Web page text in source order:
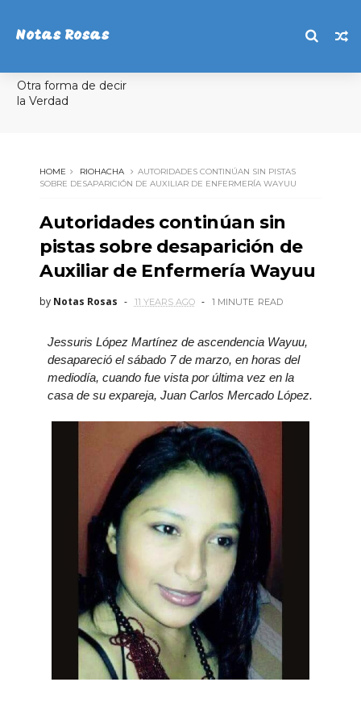
Notas Rosas
Otra forma de decir
la Verdad
HOME RIOHACHA
AUTORIDADES CONTINÚAN SIN PISTAS
SOBRE DESAPARICIÓN DE AUXILIAR DE ENFERMERÍA WAYUU
Autoridades continúan sin
pistas sobre desaparición de
Auxiliar de Enfermería Wayuu
by Notas Rosas 11 YEARS AGO 1 MINUTE READ
Jessuris López Martínez de ascendencia Wayuu,
desapareció el sábado 7 de marzo, en horas del
mediodía, cuando fue vista por última vez en la
casa de su expareja, Juan Carlos Mercado López.